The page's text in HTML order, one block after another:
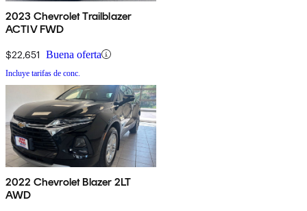
2023 Chevrolet Trailblazer
ACTIV FWD
$22,651 Buena oferta
Incluye tarifas de conc.
2022 Chevrolet Blazer 2LT
AWD